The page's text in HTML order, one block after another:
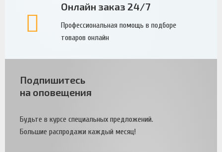
Онлайн заказ 24/7
Профессиональная помощь в подборе
товаров онлайн
Подпишитесь
на оповещения
Будьте в курсе специальных предложений.
Большие распродажи каждый месяц!